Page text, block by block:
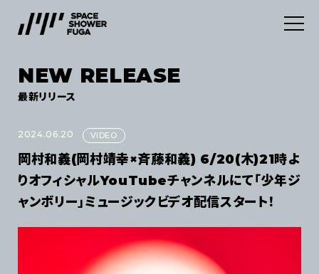
SERVICES
デジタルディストリビューション
マーケティングサービス
ABOUT
INFORMATION
NEW RELEASE
NEW RELEASE
最新リリース
2024.06.20 VIDEO
岡村和義(岡村靖幸×斉藤和義) 6/20(木)21時よ
りオフィシャルYouTubeチャンネルにて「少年ジ
ャンボリー」ミュージックビデオ配信スタート！